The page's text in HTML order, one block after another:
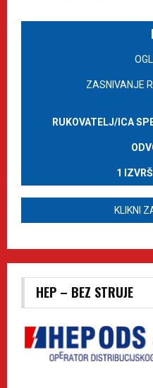
ZASNIVANJE
RUKOVATELJ/ICA
1
KLIKNI
HEP – BEZ STRUJE